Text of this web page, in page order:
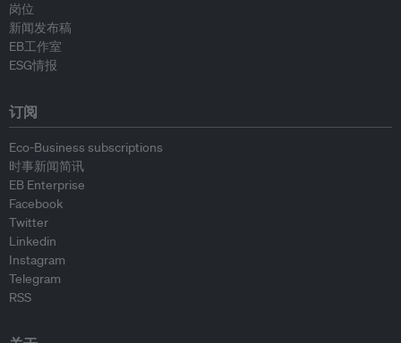
岗位
新闻发布稿
EB工作室
ESG情报
订阅
Eco-Business subscriptions
时事新闻简讯
EB Enterprise
Facebook
Twitter
Linkedin
Instagram
Telegram
RSS